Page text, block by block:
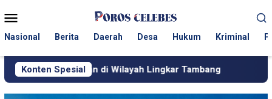
ke
Mobile
Nasional Berita Daerah Desa Hukum Kriminal
Konten Spesial
di Wilayah Lingkar Tambang Respons Cepat KJM